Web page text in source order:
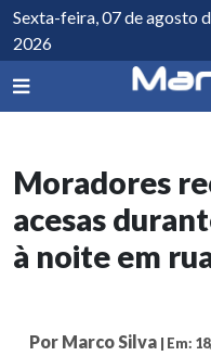
Sexta-feira, 07 de agosto
2026
Moradores
acesas
à noite em
Por Marco Silva | Em: